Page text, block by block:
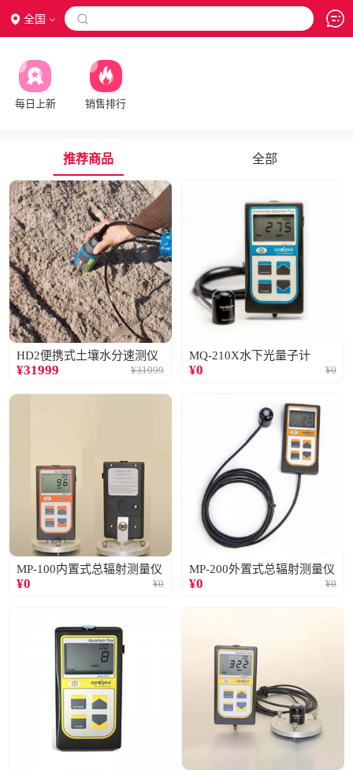
全国 
每日上新 销售排行
推荐商品 全部
HD2便携式土壤水分速测仪
¥31999 ¥31999
MQ-210X水下光量子计
¥0 ¥0
MP-100内置式总辐射测量仪
¥0 ¥0
MP-200外置式总辐射测量仪
¥0 ¥0